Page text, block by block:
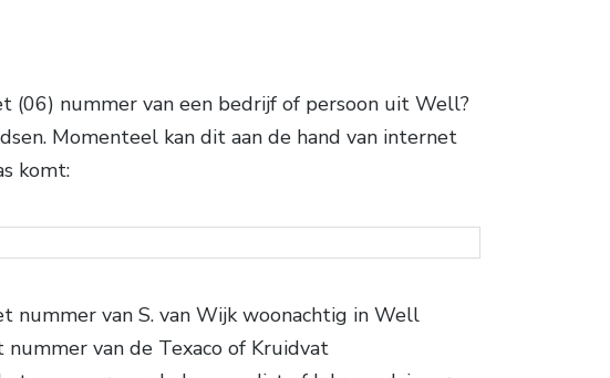
(06) nummer van een bedrijf of persoon uit Well?
Momenteel kan dit aan de hand van internet
komt:
nummer van S. van Wijk woonachtig in Well
nummer van de Texaco of Kruidvat